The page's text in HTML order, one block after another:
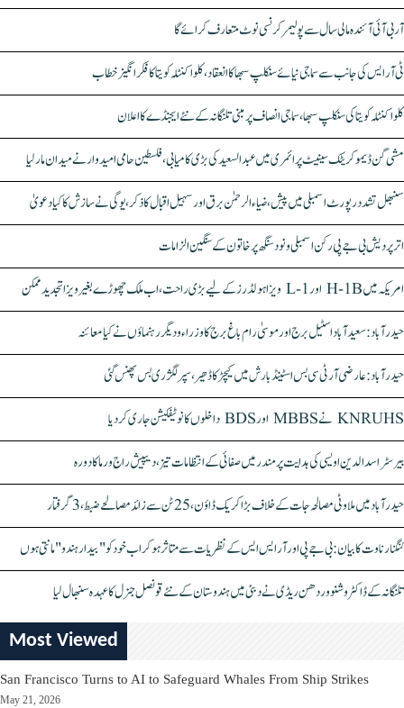
آر بی آئی آئندہ مالی سال سے پولیمر کرنسی نوٹ متعارف کرائے گا
ٹی آر ایس کی جانب سے سماجی نیائے سنکلپ سبھا کا انعقاد، کلواکنٹلہ کویتا کا فکر انگیز خطاب
کلواکنٹلہ کویتا کی سنکلپ سبھا، سماجی انصاف پر مبنی تلنگانہ کے نئے ایجنڈے کا اعلان
مشی گن ڈیموکریٹک سینیٹ پرائمری میں عبدالسعید کی بڑی کامیابی، فلسطین حامی امیدوار نے میدان مار لیا
سنبھل تشدد رپورٹ اسمبلی میں پیش، ضیاء الرحمٰن برق اور سہیل اقبال کا ذکر، یوگی نے سازش کا کیا دعویٰ
اتر پردیش بی جے پی رکن اسمبلی ونود سنگھ پر خاتون کے سنگین الزامات
امریکہ میں H-1B اور L-1 ویزا ہولڈرز کے لیے بڑی راحت، اب ملک چھوڑے بغیر ویزا تجدید ممکن
حیدرآباد: سعیدآباد اسٹیل برج اور موسیٰ رام باغ برج کا وزراء و دیگر رہنماؤں نے کیا معائنہ
حیدرآباد: عارضی آر ٹی سی بس اسٹینڈ بارش میں کیچڑ کا ڈھیر، سپر لگژری بس پھنس گئی
KNRUHS نے MBBS اور BDS داخلوں کا نوٹیفکیشن جاری کر دیا
بیرسٹر اسدالدین اویسی کی ہدایت پر مندر میں صفائی کے انتظامات تیز، دیپیش راج ورما کا دورہ
حیدرآباد میں ملاوٹی مصالحہ جات کے خلاف بڑا کریک ڈاؤن، 25 ٹن سے زائد مصالحے ضبط، 3 گرفتار
کنگنا رناوت کا بیان: بی جے پی اور آر ایس ایس کے نظریات سے متاثر ہو کر اب خود کو "بیدار ہندو" مانتی ہوں
تلنگانہ کے ڈاکٹر وشنو وردھن ریڈی نے دبئی میں ہندوستان کے نئے قونصل جنرل کا عہدہ سنبھال لیا
Most Viewed
San Francisco Turns to AI to Safeguard Whales From Ship Strikes
May 21, 2026